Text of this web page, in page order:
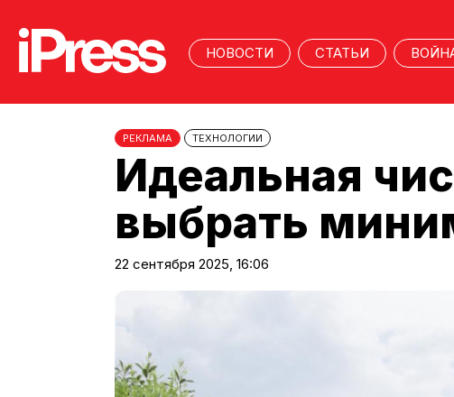
НОВОСТИ СТАТЬИ
РЕКЛАМА ТЕХНОЛОГИИ
Идеальная
выбрать
22 сентября 2025, 16:06